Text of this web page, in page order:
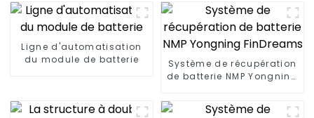
Ligne d'automatisation
du module de batterie
Système de récupération
de batterie NMP Yongning